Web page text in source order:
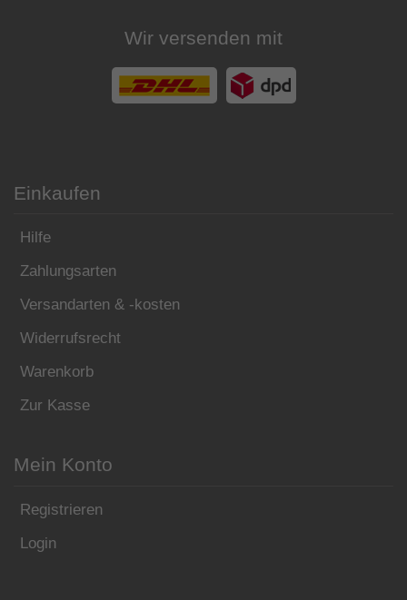
Wir versenden mit
Einkaufen
Hilfe
Zahlungsarten
Versandarten & -kosten
Widerrufsrecht
Warenkorb
Zur Kasse
Mein Konto
Registrieren
Login